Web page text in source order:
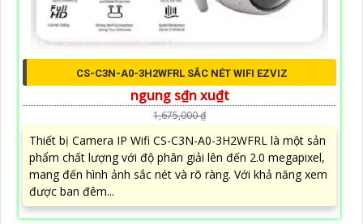
CS-C3N-A0-3H2WFRL SẮC NÉT WIFI EZVIZ
ngung s₫n xu₫t
1,675,000 ₫
Thiết bị Camera IP Wifi CS-C3N-A0-3H2WFRL là một sản
phẩm chất lượng với độ phân giải lên đến 2.0 megapixel,
mang đến hình ảnh sắc nét và rõ ràng. Với khả năng xem
được ban đêm...